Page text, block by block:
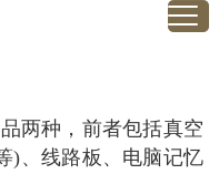
两种，前者包括真空
)、线路板、电脑记忆